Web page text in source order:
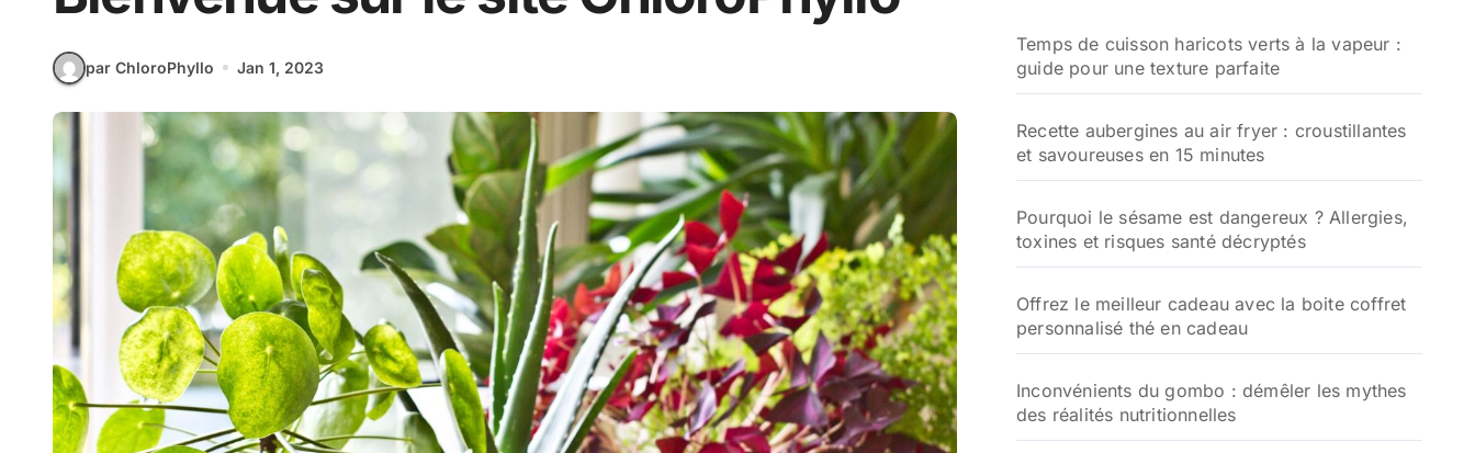
par ChloroPhyllo Jan 1, 2023
Temps de cuisson haricots verts à la vapeur :
guide pour une texture parfaite
Recette aubergines au air fryer : croustillantes
et savoureuses en 15 minutes
Pourquoi le sésame est dangereux ? Allergies,
toxines et risques santé décryptés
Offrez le meilleur cadeau avec la boite coffret
personnalisé thé en cadeau
Inconvénients du gombo : démêler les mythes
des réalités nutritionnelles